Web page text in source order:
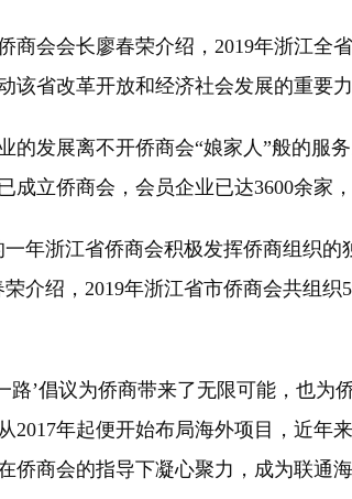
会会长廖春荣介绍，2019年浙江全省
该省改革开放和经济社会发展的重要力
发展离不开侨商会“娘家人”般的服务
成立侨商会，会员企业已达3600余家
浙江省侨商会积极发挥侨商组织的
荣介绍，2019年浙江省市侨商会共组
’倡议为侨商带来了无限可能，也为
2017年起便开始布局海外项目，近年
侨商会的指导下凝心聚力，成为联通